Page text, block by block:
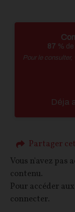
87 %
Pour le consulter,
Déja
Partager
Vous n'avez pas
contenu.
Pour accéder
connecter.